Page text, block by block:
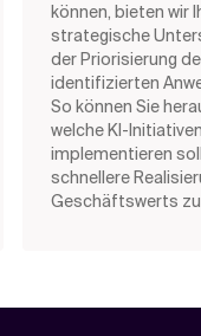
können, bieten wir
strategische
der Priorisierung
identifizierten
So können Sie
welche KI-
implementieren
schnellere
Geschäftswerts